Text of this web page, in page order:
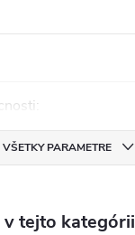
:
VŠETKY PARAMETRE
tejto kategórii